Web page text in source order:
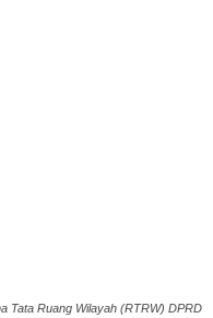
Tata Ruang Wilayah (RTRW) DPRD